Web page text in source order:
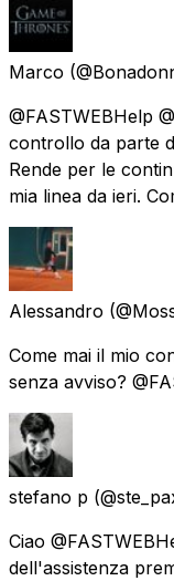
Marco
@FASTWEBHelp
controllo da parte
Rende per le
mia linea da ieri.
Alessandro
Come mai il mio
senza avviso?
stefano p
Ciao
dell'assistenza